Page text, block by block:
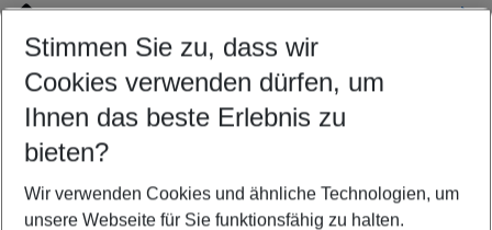
Location
Customize your offer
Find the perfect deal which suits your best
Your departure airport
Any airport
Select your date range
08/08/26–06/08/27 5-8 nights
Stimmen Sie zu, dass wir
Cookies verwenden dürfen, um
Ihnen das beste Erlebnis zu
bieten?
Wir verwenden Cookies und ähnliche Technologien, um
unsere Webseite für Sie funktionsfähig zu halten.